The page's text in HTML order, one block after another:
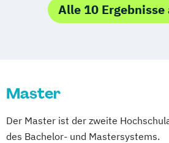
Alle 10 Ergebnisse
Master
Der Master ist der zweite
des Bachelor- und Mastersystems.